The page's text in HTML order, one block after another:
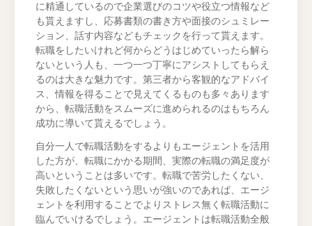
に精通しているので企業選びのコツや役立つ情報など
も貰えますし、応募書類の書き方や面接のシュミレー
ション、話す内容などもチェックを行って貰えます。
転職をしたいけれど何からどうはじめていったら解ら
ないという人も、一つ一つ丁寧にアシストしてもらえ
るのは大きな魅力です。第三者から客観的なアドバイ
ス、情報を得ることで見えてくるものも多々あります
から、転職活動をスムーズに進められるのはもちろん
成功に導いて貰えるでしょう。
自分一人で転職活動をするよりもエージェントを活用
した方が、転職にかかる期間、実際の転職の満足度が
高いということは多いです。転職で苦労したくない、
失敗したくないという思いが強いのであれば、エージ
ェントを利用することでよりストレス無く転職活動に
臨んでいけるでしょう。エージェントは転職活動全般